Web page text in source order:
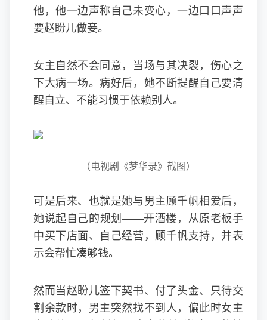
他，他一边声称自己未变心，一边口口声声
要赵盼儿做妾。
女主自然不会同意，当场与其决裂，伤心之
下大病一场。病好后，她不断提醒自己要清
醒自立、不能习惯于依赖别人。
（电视剧《梦华录》截图）
可是后来、也就是她与男主顾千帆相爱后，
她说起自己的规划——开酒楼，从原老板手
中买下店面、自己经营，顾千帆支持，并表
示会帮忙凑够钱。
然而当赵盼儿签下契书、付了头金、只待交
割余款时，男主突然找不到人，偏此时女主